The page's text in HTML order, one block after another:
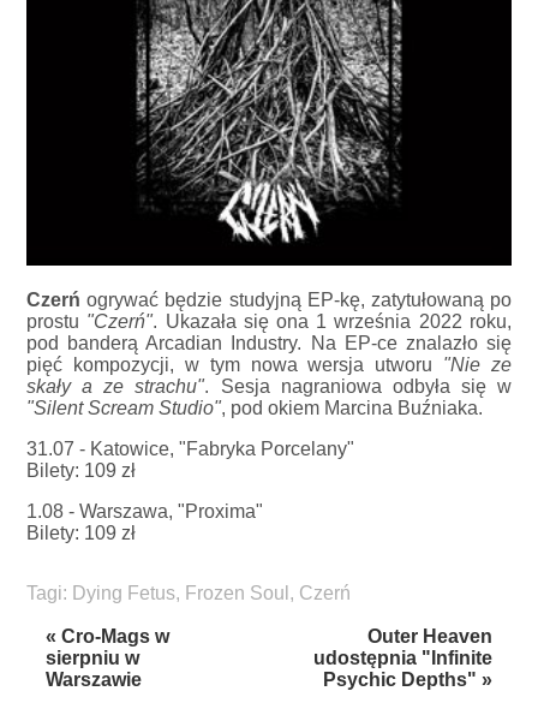
Czerń ogrywać będzie studyjną EP-kę, zatytułowaną po
prostu "Czerń". Ukazała się ona 1 września 2022 roku,
pod banderą Arcadian Industry. Na EP-ce znalazło się
pięć kompozycji, w tym nowa wersja utworu "Nie ze
skały a ze strachu". Sesja nagraniowa odbyła się w
"Silent Scream Studio", pod okiem Marcina Buźniaka.
31.07 - Katowice, "Fabryka Porcelany"
Bilety: 109 zł
1.08 - Warszawa, "Proxima"
Bilety: 109 zł
Tagi: Dying Fetus, Frozen Soul , Czerń
« Cro-Mags w
sierpniu w
Warszawie
Outer Heaven
udostępnia "Infinite
Psychic Depths" »